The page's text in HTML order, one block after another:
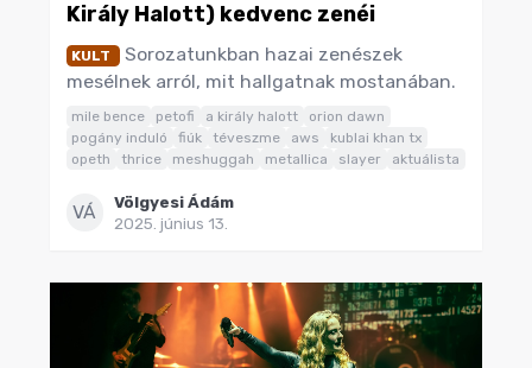
Király Halott) kedvenc zenéi
KULT
Sorozatunkban hazai zenészek
mesélnek arról, mit hallgatnak mostanában.
mile bence petofi a király halott
orion dawn
pogány induló
fiúk téveszme aws
kublai khan tx
opeth
thrice meshuggah metallica slayer aktuálista
VÁ
Völgyesi Ádám
2025. június 13.